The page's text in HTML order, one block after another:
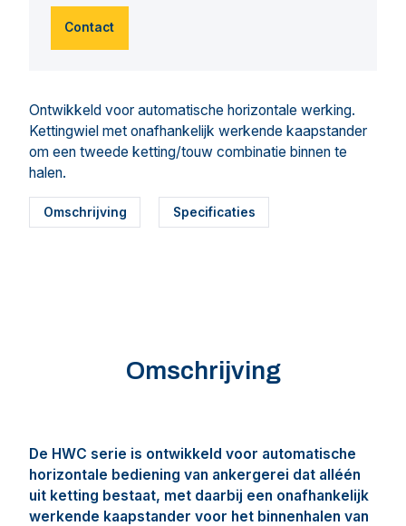
Contact
Ontwikkeld voor automatische horizontale werking.
Kettingwiel met onafhankelijk werkende kaapstander
om een tweede ketting/touw combinatie binnen te
halen.
Omschrijving Specificaties
Omschrijving
De HWC serie is ontwikkeld voor automatische
horizontale bediening van ankergerei dat alléén
uit ketting bestaat, met daarbij een onafhankelijk
werkende kaapstander voor het binnenhalen van